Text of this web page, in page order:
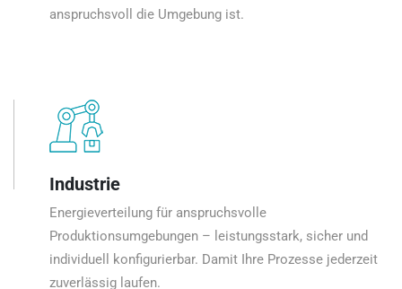
anspruchsvoll die Umgebung ist.
Industrie
Energieverteilung für anspruchsvolle
Produktionsumgebungen – leistungsstark, sicher und
individuell konfigurierbar. Damit Ihre Prozesse jederzeit
zuverlässig laufen.